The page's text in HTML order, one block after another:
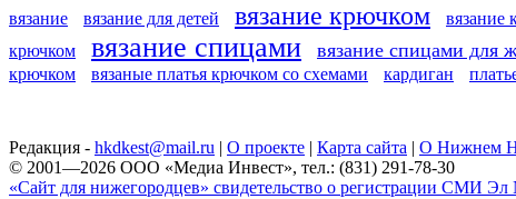
вязание вязание для детей вязание крючком вязание
крючком
вязание спицами вязание спицами для
крючком
вязаные платья крючком со схемами кардиган
Редакция - hkdkest@mail.ru | О проекте | Карта сайта | О Нижнем
© 2001—2026 ООО «Медиа Инвест», тел.: (831) 291-78-30
«Сайт для нижегородцев» свидетельство о регистрации СМИ